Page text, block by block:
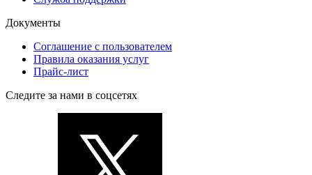
Документы
Соглашение с пользователем
Правила оказания услуг
Прайс-лист
Следите за нами в соцсетях